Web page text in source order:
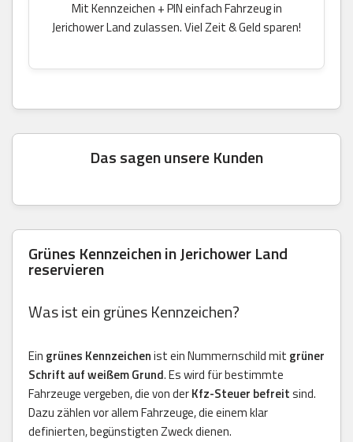
Mit Kennzeichen + PIN einfach Fahrzeug in
Jerichower Land zulassen. Viel Zeit & Geld sparen!
Das sagen unsere Kunden
Grünes Kennzeichen in Jerichower Land
reservieren
Was ist ein grünes Kennzeichen?
Ein grünes Kennzeichenist ein Nummernschild mit grüner
Schrift auf weißem Grund. Es wird für bestimmte
Fahrzeuge vergeben, die von derKfz-Steuer befreitsind.
Dazu zählen vor allem Fahrzeuge, die einem klar
definierten, begünstigten Zweck dienen.